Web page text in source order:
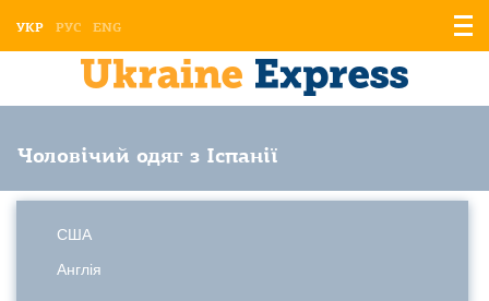
УКР РУС ENG
Чоловічий одяг з Іспанії
США
Англія